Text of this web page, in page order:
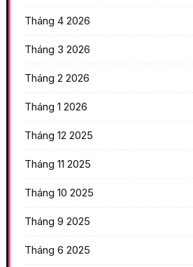
Tháng 4 2026
Tháng 3 2026
Tháng 2 2026
Tháng 1 2026
Tháng 12 2025
Tháng 11 2025
Tháng 10 2025
Tháng 9 2025
Tháng 6 2025